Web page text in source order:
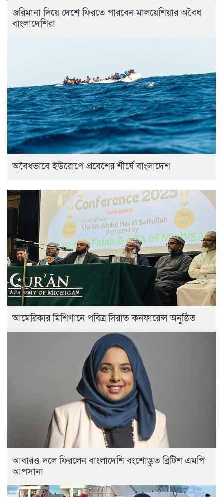
জরিমানা দিয়ে দেশে ফিরতে পারবেন মালয়েশিয়ার অবৈধ
বাংলাদেশিরা
অবৈধভাবে ইউরোপে প্রবেশের শীর্ষে বাংলাদেশ
আমেরিকার মিশিগানে পবিত্র সিরাত কনফারেন্স অনুষ্ঠিত
আবারও দলে ফিরলেন বাংলাদেশি বংশোদ্ভুত ব্রিটিশ এমপি
আপসানা